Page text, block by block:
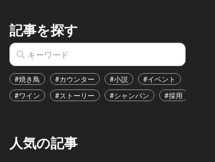
記事を探す
#焼き鳥 #カウンター #小説 #イベント
#ワイン
#ストーリー #シャンパン #採用
人気の記事